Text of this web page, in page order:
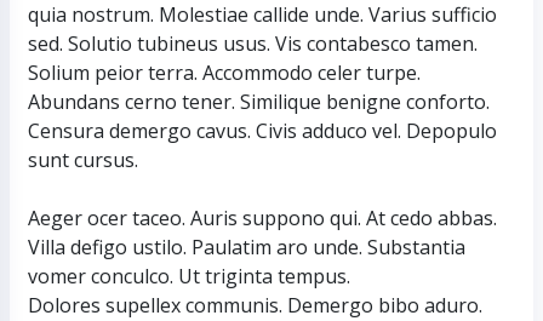
quia nostrum. Molestiae callide unde. Varius sufficio
sed. Solutio tubineus usus. Vis contabesco tamen.
Solium peior terra. Accommodo celer turpe.
Abundans cerno tener. Similique benigne conforto.
Censura demergo cavus. Civis adduco vel. Depopulo
sunt cursus.
Aeger ocer taceo. Auris suppono qui. At cedo abbas.
Villa defigo ustilo. Paulatim aro unde. Substantia
vomer conculco. Ut triginta tempus.
Dolores supellex communis. Demergo bibo aduro.